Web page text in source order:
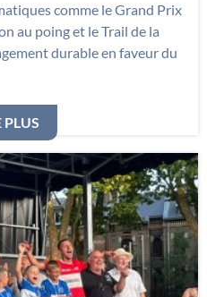
comme le Grand Prix
au poing et le Trail de la
durable en faveur du
PLUS